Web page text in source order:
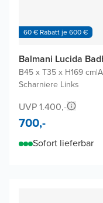
60 € Rabatt je 600 €
Balmani Lucida
B45 x T35 x H169 cm|
Scharniere Links
UVP 1.400,-
700,-
Sofort lieferbar